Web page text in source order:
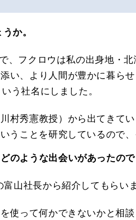
か。
フクロウは私の出身地・
い、より人間が豊かに暮ら
う社名にしました。
村秀憲教授）から出てきて
ことを研究しているので、
のような出会いがあったので
山社長から紹介してもらい
使って何かできないかと相